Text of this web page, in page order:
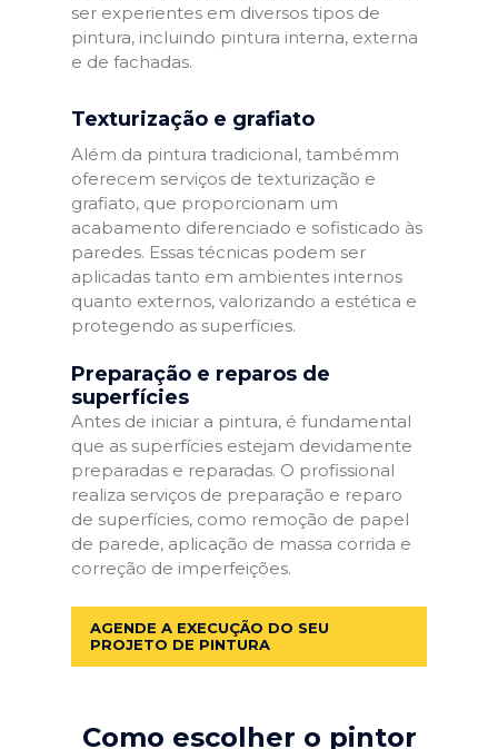
ser experientes em diversos tipos de
pintura, incluindo pintura interna, externa
e de fachadas.
Texturização e grafiato
Além da pintura tradicional, tambémm
oferecem serviços de texturização e
grafiato, que proporcionam um
acabamento diferenciado e sofisticado às
paredes. Essas técnicas podem ser
aplicadas tanto em ambientes internos
quanto externos, valorizando a estética e
protegendo as superfícies.
Preparação e reparos de
superfícies
Antes de iniciar a pintura, é fundamental
que as superfícies estejam devidamente
preparadas e reparadas. O profissional
realiza serviços de preparação e reparo
de superfícies, como remoção de papel
de parede, aplicação de massa corrida e
correção de imperfeições.
AGENDE A EXECUÇÃO DO SEU
PROJETO DE PINTURA
Como escolher o pintor